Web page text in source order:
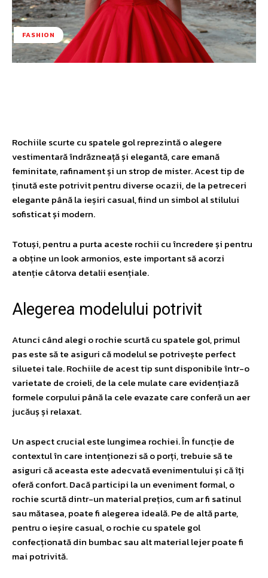
FASHION
Rochiile scurte cu spatele gol reprezintă o alegere
vestimentară îndrăzneață și elegantă, care emană
feminitate, rafinament și un strop de mister. Acest tip de
ținută este potrivit pentru diverse ocazii, de la petreceri
elegante până la ieșiri casual, fiind un simbol al stilului
sofisticat și modern.
Totuși, pentru a purta aceste rochii cu încredere și pentru
a obține un look armonios, este important să acorzi
atenție câtorva detalii esențiale.
Alegerea modelului potrivit
Atunci când alegi o rochie scurtă cu spatele gol, primul
pas este să te asiguri că modelul se potrivește perfect
siluetei tale. Rochiile de acest tip sunt disponibile într-o
varietate de croieli, de la cele mulate care evidențiază
formele corpului până la cele evazate care conferă un aer
jucăuș și relaxat.
Un aspect crucial este lungimea rochiei. În funcție de
contextul în care intenționezi să o porți, trebuie să te
asiguri că aceasta este adecvată evenimentului și că îți
oferă confort. Dacă participi la un eveniment formal, o
rochie scurtă dintr-un material prețios, cum ar fi satinul
sau mătasea, poate fi alegerea ideală. Pe de altă parte,
pentru o ieșire casual, o rochie cu spatele gol
confecționată din bumbac sau alt material lejer poate fi
mai potrivită.